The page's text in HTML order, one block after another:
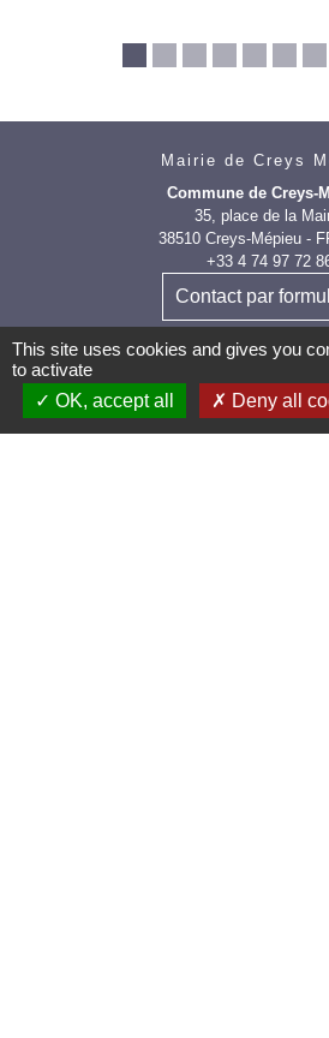
Mairie de Creys
Commune de Creys-
35, place de la
38510 Creys-Mépieu -
+33 4 74 97 72
Contact par
This site uses cookies and gives you
to activate
OK, accept all
Deny all